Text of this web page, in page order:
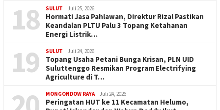
18 SULUT Juli 25, 2026
Hormati Jasa Pahlawan, Direktur Rizal Pastikan
Keandalan PLTU Palu 3 Topang Ketahanan
Energi Listrik…
19 SULUT Juli 24, 2026
Topang Usaha Petani Bunga Krisan, PLN UID
Suluttenggo Resmikan Program Electrifying
Agriculture di T…
MONGONDOW RAYA Juli 24, 2026
Peringatan HUT ke 11 Kecamatan Helumo,